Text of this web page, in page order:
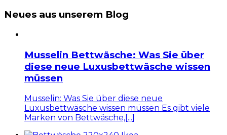
Neues aus unserem Blog
Musselin Bettwäsche: Was Sie über
diese neue Luxusbettwäsche wissen
müssen
Musselin: Was Sie über diese neue
Luxusbettwäsche wissen müssen Es gibt viele
Marken von Bettwäsche,[...]